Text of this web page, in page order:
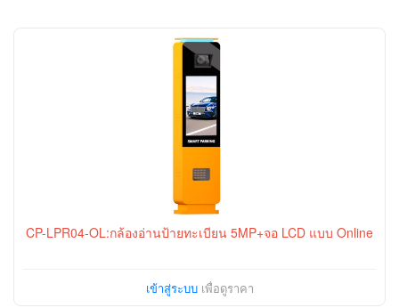
CP-LPR04-OL:กล้องอ่านป้ายทะเบียน 5MP+จอ LCD แบบ Online
เข้าสู่ระบบเพื่อดูราคา